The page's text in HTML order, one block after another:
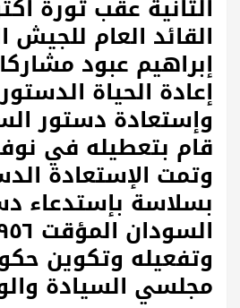
القائد العام للجيش
إبراهيم عبود
إعادة الحياة
وإستعادة دستور
وتمت الإستعادة
بسلاسة بإستدعاء
وتفعيله وتكوين
مجلسي السيادة